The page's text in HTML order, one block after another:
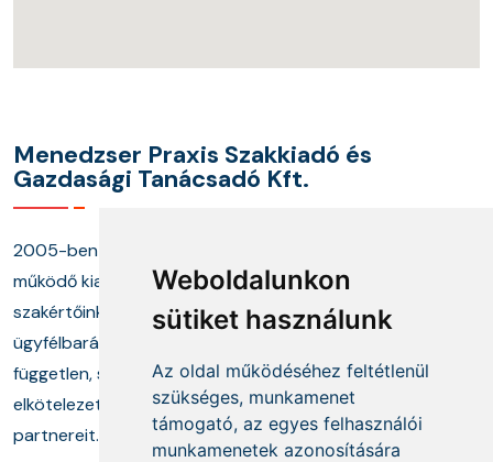
Weboldalunkon
sütiket használunk
Az oldal működéséhez feltétlenül
szükséges, munkamenet
támogató, az egyes felhasználói
munkamenetek azonosítására
Menedzser Praxis Szakkiadó és
Gazdasági Tanácsadó Kft.
2005-ben alapított cégünk és annak keretei között
működő kiadónk, képzési központunk, valamint
szakértőinkből álló tanácsadó munkacsoportunk
ügyfélbarát termékekkel és megoldásokkal, a
független, szakmai információszolgáltatás mellett
elkötelezetten segíti ügyfeleit és szakmai
partnereit.